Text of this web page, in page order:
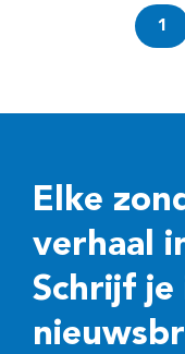
1
Elke
verhaal
Schrijf je